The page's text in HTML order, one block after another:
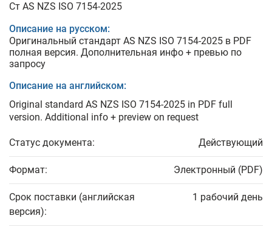
Ст AS NZS ISO 7154-2025
Описание на русском:
Оригинальный стандарт AS NZS ISO 7154-2025 в PDF
полная версия. Дополнительная инфо + превью по
запросу
Описание на английском:
Original standard AS NZS ISO 7154-2025 in PDF full
version. Additional info + preview on request
Статус документа: Действующий
Формат: Электронный (PDF)
Срок поставки (английская
версия):
1 рабочий день